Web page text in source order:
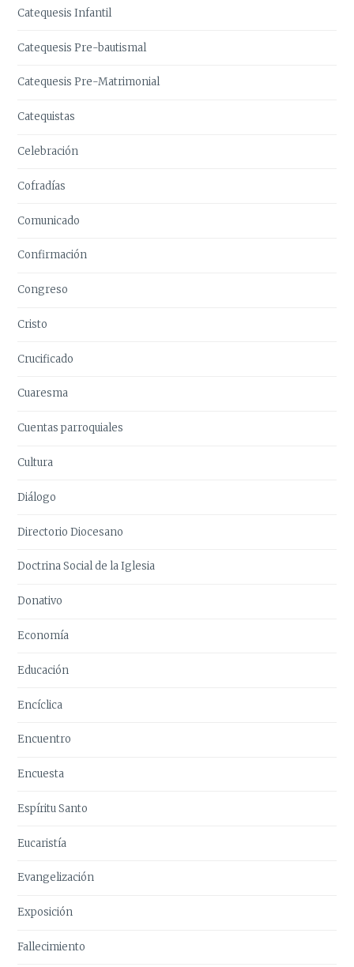
Catequesis Infantil
Catequesis Pre-bautismal
Catequesis Pre-Matrimonial
Catequistas
Celebración
Cofradías
Comunicado
Confirmación
Congreso
Cristo
Crucificado
Cuaresma
Cuentas parroquiales
Cultura
Diálogo
Directorio Diocesano
Doctrina Social de la Iglesia
Donativo
Economía
Educación
Encíclica
Encuentro
Encuesta
Espíritu Santo
Eucaristía
Evangelización
Exposición
Fallecimiento